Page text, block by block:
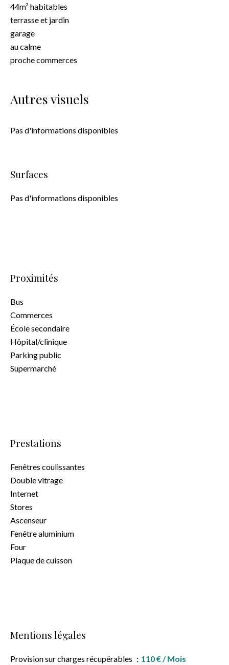
44m² habitables
terrasse et jardin
garage
au calme
proche commerces
Autres visuels
Pas d'informations disponibles
Surfaces
Pas d'informations disponibles
Proximités
Bus
Commerces
École secondaire
Hôpital/clinique
Parking public
Supermarché
Prestations
Fenêtres coulissantes
Double vitrage
Internet
Stores
Ascenseur
Fenêtre aluminium
Four
Plaque de cuisson
Mentions légales
Provision sur charges récupérables 110 € / Mois